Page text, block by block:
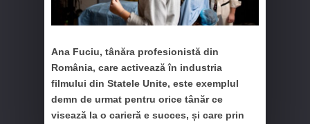
Ana Fuciu, tânăra profesionistă din
România, care activează în industria
filmului din Statele Unite, este exemplul
demn de urmat pentru orice tânăr ce
visează la o carieră e succes, și care prin